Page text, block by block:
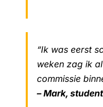
“Ik was eerst
weken zag ik
commissie
– Mark,